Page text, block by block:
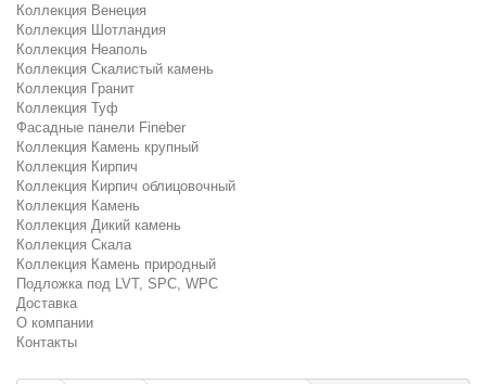
Коллекция Венеция
Коллекция Шотландия
Коллекция Неаполь
Коллекция Скалистый камень
Коллекция Гранит
Коллекция Туф
Фасадные панели Fineber
Коллекция Камень крупный
Коллекция Кирпич
Коллекция Кирпич облицовочный
Коллекция Камень
Коллекция Дикий камень
Коллекция Скала
Коллекция Камень природный
Подложка под LVT, SPC, WPC
Доставка
О компании
Контакты